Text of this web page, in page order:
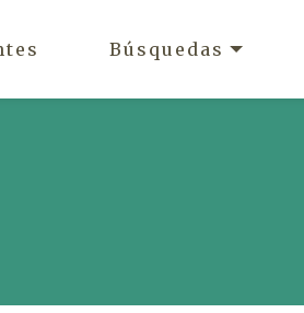
Búsquedas